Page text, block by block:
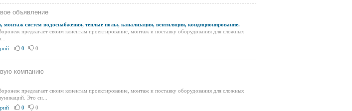
объявление
монтаж систем водоснабжения, теплые полы, канализация, вентиляция, кондиционирование.
предлагает своим клиентам проектирование, монтаж и поставку оборудования для сложных
0 0
компанию
предлагает своим клиентам проектирование, монтаж и поставку оборудования для сложных
Это си...
0 0